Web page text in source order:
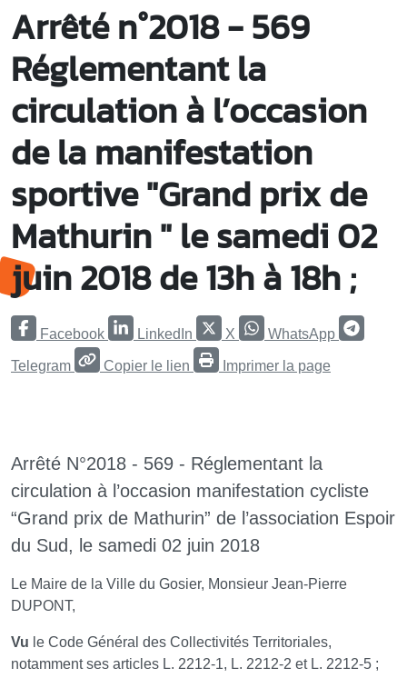
Arrêté n°2018 - 569
Réglementant la
circulation à l’occasion
de la manifestation
sportive "Grand prix de
Mathurin " le samedi 02
juin 2018 de 13h à 18h ;
Facebook LinkedIn X WhatsApp
Telegram Copier le lien Imprimer la page
Arrêté N°2018 - 569 - Réglementant la
circulation à l’occasion manifestation cycliste
“Grand prix de Mathurin” de l’association Espoir
du Sud, le samedi 02 juin 2018
Le Maire de la Ville du Gosier, Monsieur Jean-Pierre
DUPONT,
Vu le Code Général des Collectivités Territoriales,
notamment ses articles L. 2212-1, L. 2212-2 et L. 2212-5 ;